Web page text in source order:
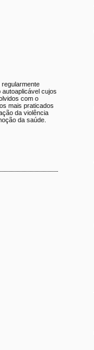
autoaplicável cujos
com o
mais praticados
da violência
da saúde.